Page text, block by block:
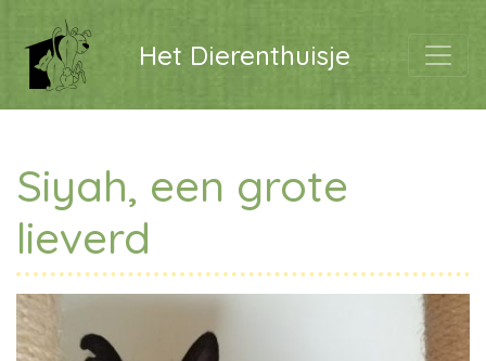
Het Dierenthuisje
Siyah, een grote
lieverd